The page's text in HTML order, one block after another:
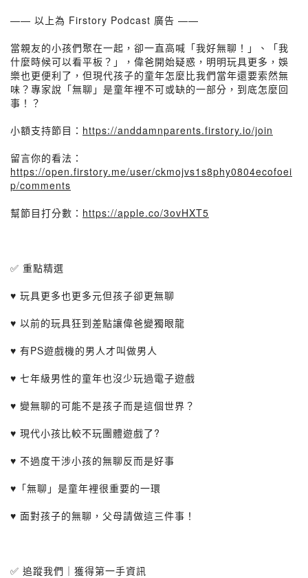
—— 以上為 Firstory Podcast 廣告 ——
當親友的小孩們聚在一起，卻一直高喊「我好無聊！」、「我
什麼時候可以看平板？」，偉爸開始疑惑，明明玩具更多，娛
樂也更便利了，但現代孩子的童年怎麼比我們當年還要索然無
味？專家說「無聊」是童年裡不可或缺的一部分，到底怎麼回
事！？
小額支持節目： https://anddamnparents.firstory.io/join
留言你的看法：
https://open.firstory.me/user/ckmojvs1s8phy0804ecofoei
p/comments
幫節目打分數： https://apple.co/3ovHXT5
✅ 重點精選
♥ 玩具更多也更多元但孩子卻更無聊
♥ 以前的玩具狂到差點讓偉爸變獨眼龍
♥ 有PS遊戲機的男人才叫做男人
♥ 七年級男性的童年也沒少玩過電子遊戲
♥ 變無聊的可能不是孩子而是這個世界？
♥ 現代小孩比較不玩團體遊戲了?
♥ 不過度干涉小孩的無聊反而是好事
♥「無聊」是童年裡很重要的一環
♥ 面對孩子的無聊，父母請做這三件事！
✅ 追蹤我們｜獲得第一手資訊